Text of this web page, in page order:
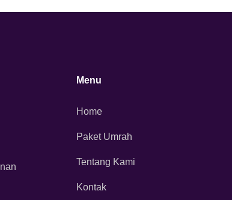
Menu
Home
Paket Umrah
Tentang Kami
Kontak